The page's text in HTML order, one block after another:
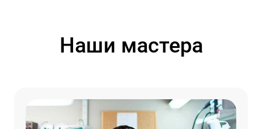
Наши мастера